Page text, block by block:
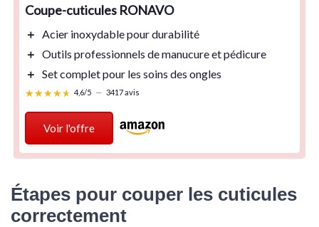
Coupe-cuticules RONAVO
＋ Acier inoxydablepour durabilité
＋ Outils professionnels de manucure et pédicure
＋ Set completpour les soins des ongles
★★★★★
★★★★★ 4,6/5 — 3417 avis
Voir l'offre
Étapes pour couper les cuticules
correctement